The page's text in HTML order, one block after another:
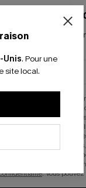
Unis. Pour une
site local.
-15% dès 2
*Un code par
soumettant votre adresse
marketing (y compris du
avoir pris
utiliser les données
de suivi, telles
si ceux-ci ont été
nos contenus et
susceptibles de vous
. Vous